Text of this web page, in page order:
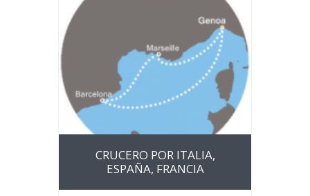
CRUCERO POR ITALIA,
ESPAÑA, FRANCIA